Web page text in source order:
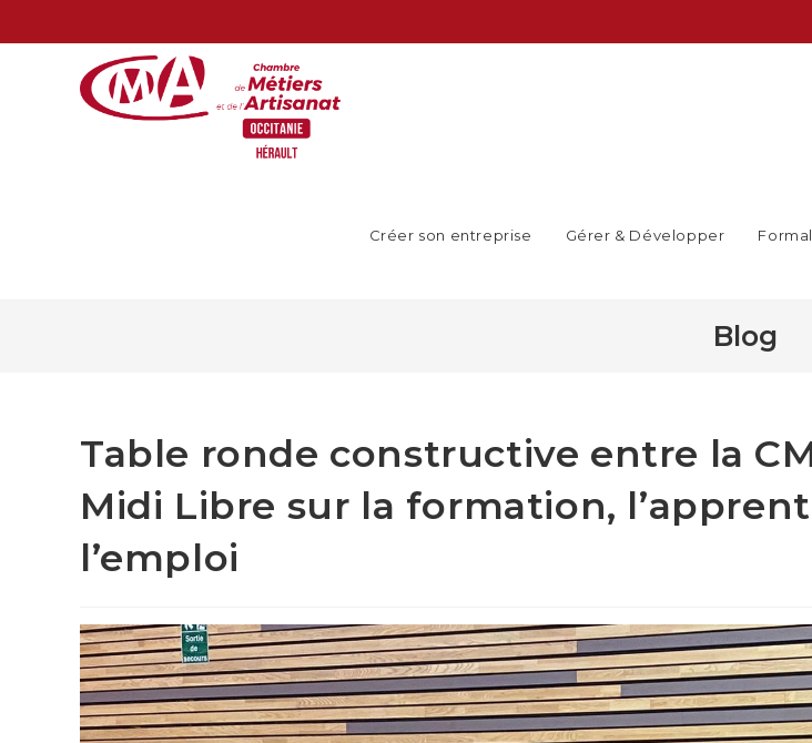
Créer son entreprise Gérer & Développer
Blog
Table ronde constructive entre la
Midi Libre sur la formation,
l’emploi